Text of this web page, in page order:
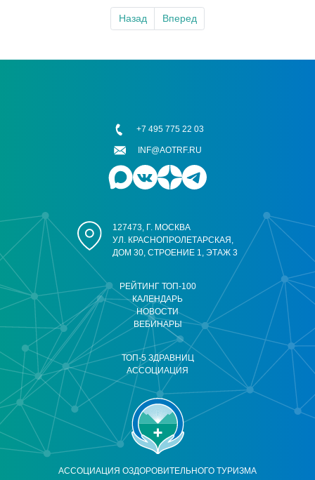
Назад Вперед
АССОЦИАЦИЯ ОЗДОРОВИТЕЛЬНОГО ТУРИЗМА
РЕЙТИНГ ТОП-100
КАЛЕНДАРЬ
НОВОСТИ
ВЕБИНАРЫ
ТОП-5 ЗДРАВНИЦ
АССОЦИАЦИЯ
127473, Г. МОСКВА
УЛ. КРАСНОПРОЛЕТАРСКАЯ,
ДОМ 30, СТРОЕНИЕ 1, ЭТАЖ 3
+7 495 775 22 03
INF@AOTRF.RU